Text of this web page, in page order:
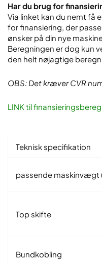
Har du brug for
Via linket kan du nemt få
for finansiering, der
ønsker på din nye
Beregningen er dog kun
den helt nøjagtige
OBS: Det kræver CVR
LINK til
Teknisk specifikation
passende maskinvægt
Top skifte
Bundkobling